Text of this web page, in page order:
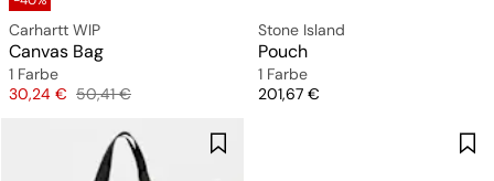
Carhartt WIP
Canvas Bag
1 Farbe
Preis
30,24 € Originalpreis
50,41 €
Stone Island
Pouch
1 Farbe
Preis
201,67 €